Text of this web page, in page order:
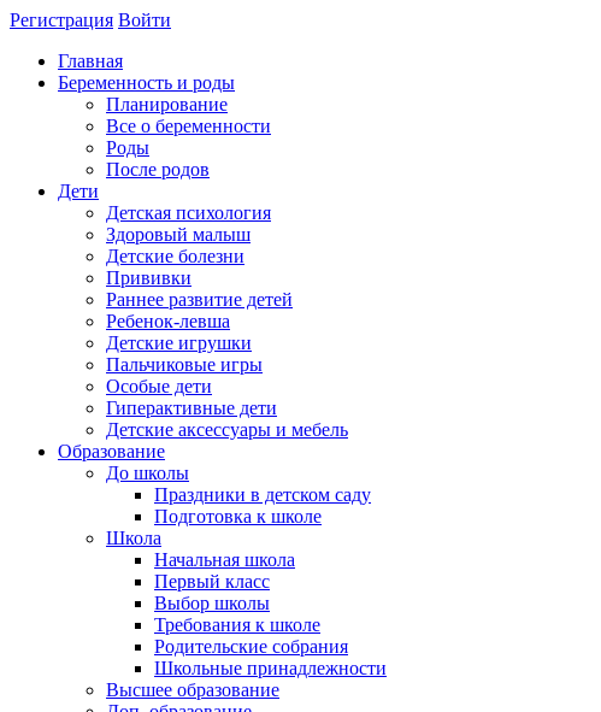
Регистрация Войти
Главная
Беременность и роды
Планирование
Все о беременности
Роды
После родов
Дети
Детская психология
Здоровый малыш
Детские болезни
Прививки
Раннее развитие детей
Ребенок-левша
Детские игрушки
Пальчиковые игры
Особые дети
Гиперактивные дети
Детские аксессуары и мебель
Образование
До школы
Праздники в детском саду
Подготовка к школе
Школа
Начальная школа
Первый класс
Выбор школы
Требования к школе
Родительские собрания
Школьные принадлежности
Высшее образование